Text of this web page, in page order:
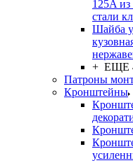
125A
стали
Шайба
+ ЕЩЕ
Патроны
Кронштейны